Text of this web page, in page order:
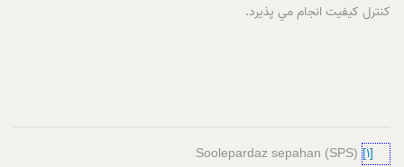
کنترل کيفيت انجام مي پذيرد.
[1]